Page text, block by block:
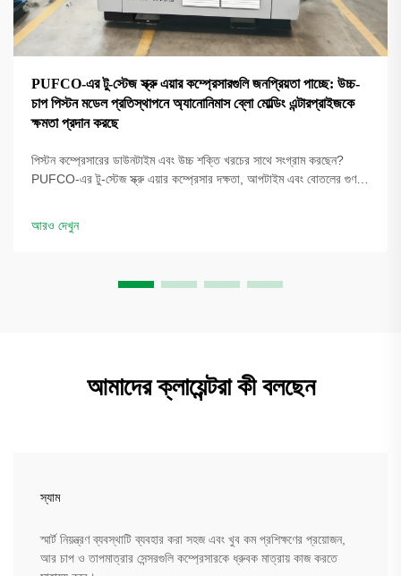
PUFCO-এর টু-স্টেজ স্ক্রু এয়ার কম্প্রেসারগুলি জনপ্রিয়তা পাচ্ছে: উচ্চ-
চাপ পিস্টন মডেল প্রতিস্থাপনে অ্যানোনিমাস ব্লো মোল্ডিং এন্টারপ্রাইজকে
ক্ষমতা প্রদান করছে
পিস্টন কম্প্রেসারের ডাউনটাইম এবং উচ্চ শক্তি খরচের সাথে সংগ্রাম করছেন?
PUFCO-এর টু-স্টেজ স্ক্রু এয়ার কম্প্রেসার দক্ষতা, আপটাইম এবং বোতলের গুণমান
আরও দেখুন
আমাদের ক্লায়েন্টরা কী বলছেন
স্যাম
স্মার্ট নিয়ন্ত্রণ ব্যবস্থাটি ব্যবহার করা সহজ এবং খুব কম প্রশিক্ষণের প্রয়োজন,
আর চাপ ও তাপমাত্রার সেন্সরগুলি কম্প্রেসারকে ধ্রুবক মাত্রায় কাজ করতে